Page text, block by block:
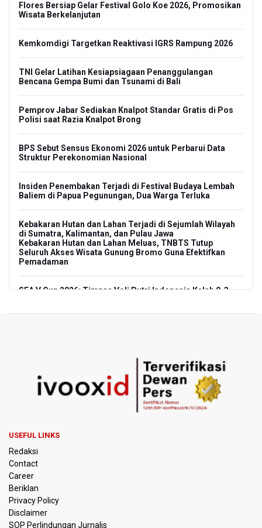
Flores Bersiap Gelar Festival Golo Koe 2026, Promosikan
Wisata Berkelanjutan
Kemkomdigi Targetkan Reaktivasi IGRS Rampung 2026
TNI Gelar Latihan Kesiapsiagaan Penanggulangan
Bencana Gempa Bumi dan Tsunami di Bali
Pemprov Jabar Sediakan Knalpot Standar Gratis di Pos
Polisi saat Razia Knalpot Brong
BPS Sebut Sensus Ekonomi 2026 untuk Perbarui Data
Struktur Perekonomian Nasional
Insiden Penembakan Terjadi di Festival Budaya Lembah
Baliem di Papua Pegunungan, Dua Warga Terluka
Kebakaran Hutan dan Lahan Terjadi di Sejumlah Wilayah
di Sumatra, Kalimantan, dan Pulau Jawa
Kebakaran Hutan dan Lahan Meluas, TNBTS Tutup
Seluruh Akses Wisata Gunung Bromo Guna Efektifkan
Pemadaman
SEA V Cup 2026: Timnas Voli Putri Indonesia Kalah 0-3
Pakar: Pengungkapan TPPU Eks Jampidsus Febrie
Adriansyah Harus Buktikan Pidana Asal
Tim 9 Kejagung Periksa Febrie Adransayah sebagai
Tersangka dan Saksi Terkait Kasus TPPU
Nasional
Kemarau Panjang, BNPB Minta Kalbar Tinjau Perda Bakar
Lahan
Kemensos Targetkan 150 Ribu Siswa Masuk Program
USEFUL LINKS
Redaksi
Contact
Career
Beriklan
Privacy Policy
Disclaimer
SOP Perlindungan Jurnalis